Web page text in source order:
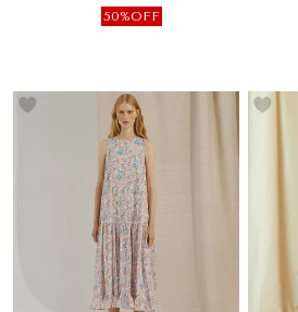
50%OFF